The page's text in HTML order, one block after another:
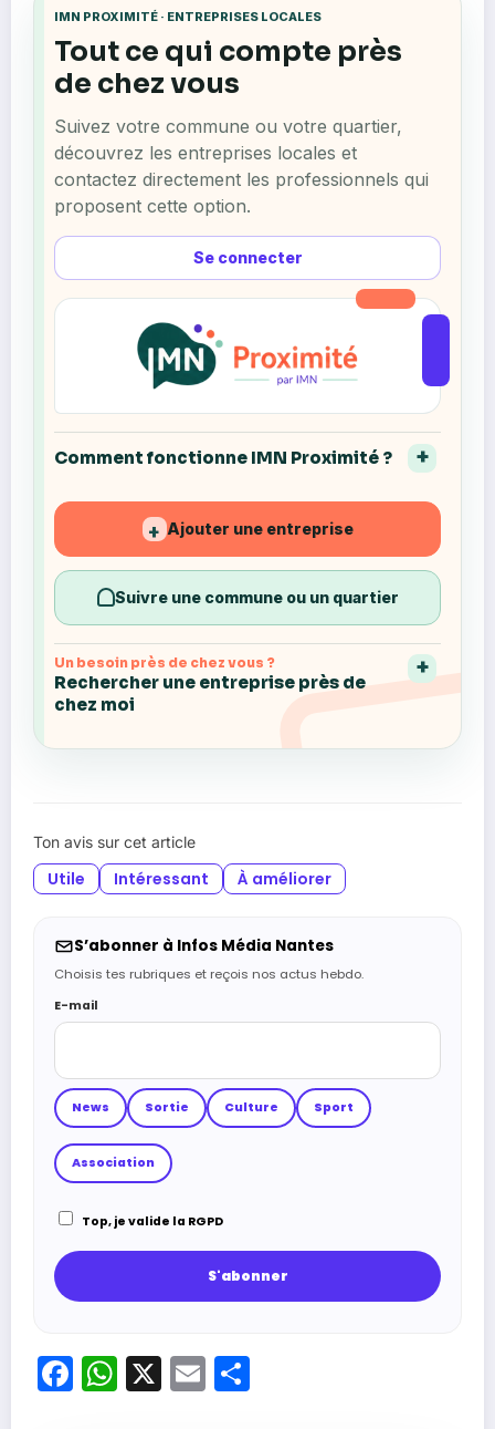
IMN PROXIMITÉ · ENTREPRISES LOCALES
Se connecter
Tout ce qui compte près
de chez vous
Suivez votre commune ou votre quartier,
découvrez les entreprises locales et
contactez directement les professionnels qui
proposent cette option.
Comment fonctionne IMN Proximité ?
+ Ajouter une entreprise
Suivre une commune ou un quartier
Un besoin près de chez vous ?
Rechercher une entreprise près de
chez moi
Ton avis sur cet article
Utile Intéressant À améliorer
S’abonner à Infos Média Nantes
Choisis tes rubriques et reçois nos actus hebdo.
E-mail
News Sortie Culture Sport
Association
Top, je valide la RGPD
Facebook
WhatsApp
X Email